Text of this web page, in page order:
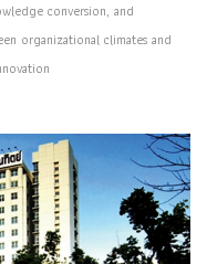
conversion, and
organizational climates and